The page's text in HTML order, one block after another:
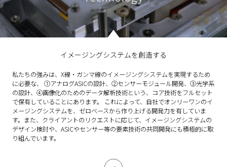
イメージングシステムを創造する
私たちの強みは、X線・ガンマ線のイメージングシステムを実現するため
に必要な、 ①アナログASICの設計、②センサーモジュール開発、③光学系
の設計、④画像化のためのデータ解析技術という、コア技術をフルセット
で保有していることにあります。 これによって、自社でオンリーワンのイ
メージングシステムを、ゼロベースから作り上げる開発力を有していま
す。また、クライアントのリクエストに応じて、イメージングシステムの
デザイン検討や、ASICやセンサー等の要素技術の共同開発にも積極的に取
り組んでいます。